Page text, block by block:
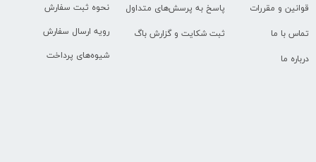
نحوه ثبت سفارش
رویه ارسال سفارش
شیوه‌های پرداخت
پاسخ به پرسش‌های متداول
ثبت شکایت و گزارش باگ
قوانین و مقررات
تماس با ما
درباره ما